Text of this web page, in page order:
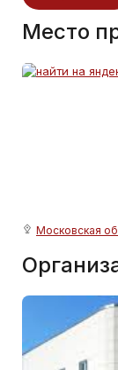
Место
Московская